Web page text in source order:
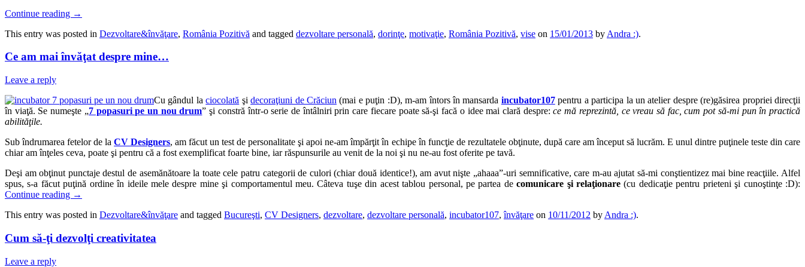
Continue reading →
This entry was posted in Dezvoltare&învăţare, România Pozitivă and tagged dezvoltare personală, dorinţe, motivaţie, România Pozitivă, vise on 15/01/2013 by Andra :).
Ce am mai învăţat despre mine…
Leave a reply
Cu gândul laciocolată şidecoraţiuni de Crăciun (mai e puţin :D), m-am întors în mansarda incubator107pentru a participa la un atelier despre (re)găsirea propriei direcţii
în viaţă. Se numeşte „7 popasuri pe un nou drum” şi constră într-o serie de întâlniri prin care fiecare poate să-şi facă o idee mai clară despre:ce mă reprezintă, ce vreau să fac, cum pot să-mi pun în practică
abilităţile.
Sub îndrumarea fetelor de laCV Designers, am făcut un test de personalitate şi apoi ne-am împărţit în echipe în funcţie de rezultatele obţinute, după care am început să lucrăm. E unul dintre puţinele teste din care
chiar am înţeles ceva, poate şi pentru că a fost exemplificat foarte bine, iar răspunsurile au venit de la noi şi nu ne-au fost oferite pe tavă.
Deşi am obţinut punctaje destul de asemănătoare la toate cele patru categorii de culori (chiar două identice!), am avut nişte „ahaaa”-uri semnificative, care m-au ajutat să-mi conştientizez mai bine reacţiile. Alfel
spus, s-a făcut puţină ordine în ideile mele despre mine şi comportamentul meu. Câteva tuşe din acest tablou personal, pe partea decomunicare şi relaţionare (cu dedicaţie pentru prieteni şi cunoştinţe :D):
Continue reading →
This entry was posted in Dezvoltare&învăţare and tagged Bucureşti, CV Designers, dezvoltare, dezvoltare personală, incubator107,învăţare on 10/11/2012 by Andra :).
Cum să-ţi dezvolţi creativitatea
Leave a reply